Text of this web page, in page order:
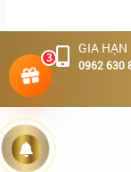
3
dụng
GIA HẠN
0962 630